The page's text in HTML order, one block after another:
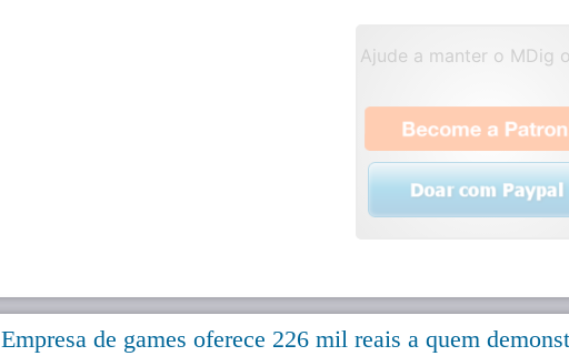
Ajude a manter o MDig
Empresa de games oferece 226 mil reais a quem